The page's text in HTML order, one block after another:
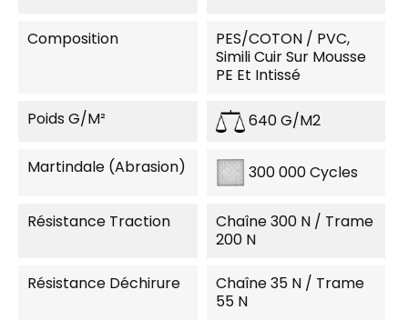
Composition
PES/COTON / PVC,
Simili Cuir Sur Mousse
PE Et Intissé
Poids G/m² 640 G/m2
Martindale (Abrasion) 300 000 Cycles
Résistance Traction
Chaîne 300 N / Trame
200 N
Résistance Déchirure
Chaîne 35 N / Trame
55 N